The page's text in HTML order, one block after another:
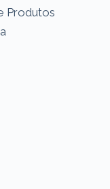
Produtos